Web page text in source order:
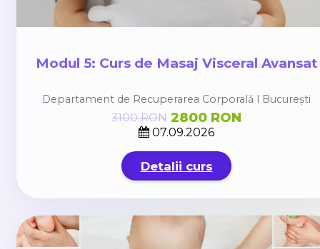
Modul 5: Curs de Masaj Visceral Avansat
Departament de Recuperarea Corporală l București
07.09.2026
3100 RON 2800 RON
Detalii curs